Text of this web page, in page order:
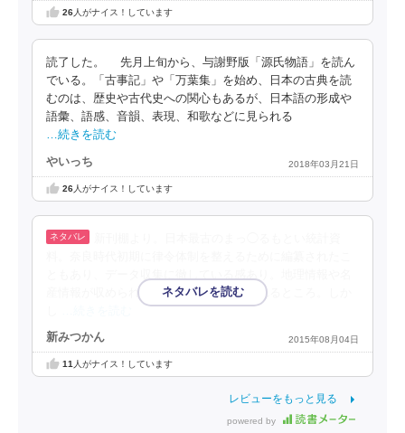
26人がナイス！しています
読了した。 先月上旬から、与謝野版「源氏物語」を読ん
でいる。「古事記」や「万葉集」を始め、日本の古典を読
むのは、歴史や古代史への関心もあるが、日本語の形成や
語彙、語感、音韻、表現、和歌などに見られる
…続きを読む
やいっち 2018年03月21日
26人がナイス！しています
産情報が収められていることはよく知られるところ。しか
新みつかん 2015年08月04日
11 人がナイス！しています
レビューをもっと見る
powered by